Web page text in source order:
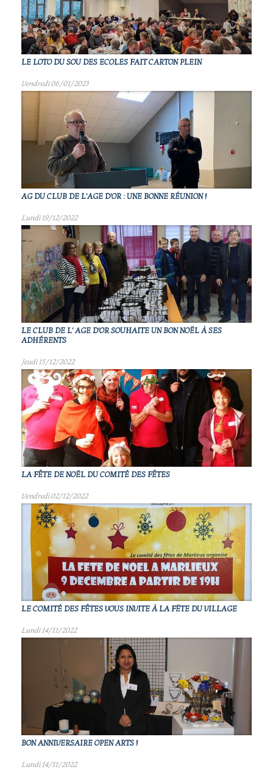
LE LOTO DU SOU DES ECOLES FAIT CARTON PLEIN
Vendredi 06/01/2023
AG DU CLUB DE L'AGE D'OR : UNE BONNE RÉUNION !
Lundi 19/12/2022
LE CLUB DE L' AGE D'OR SOUHAITE UN BON NOËL À SES
ADHÉRENTS
Jeudi 15/12/2022
LA FÊTE DE NOËL DU COMITÉ DES FÊTES
Vendredi 02/12/2022
LE COMITÉ DES FÊTES VOUS INVITE À LA FËTE DU VILLAGE
Lundi 14/11/2022
BON ANNIVERSAIRE OPEN ARTS !
Lundi 14/11/2022